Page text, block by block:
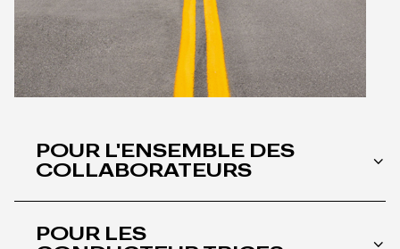
POUR L'ENSEMBLE DES
COLLABORATEURS
POUR LES